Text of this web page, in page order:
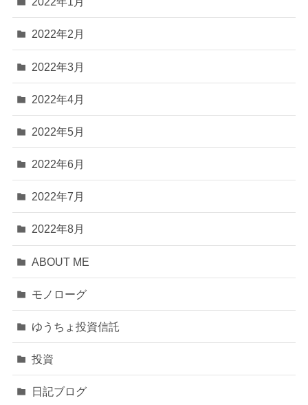
2022年2月
2022年3月
2022年4月
2022年5月
2022年6月
2022年7月
2022年8月
ABOUT ME
モノローグ
ゆうちょ投資信託
投資
日記ブログ